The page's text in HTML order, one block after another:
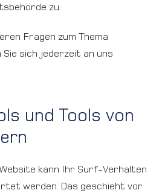
zu.
Fragen zum Thema
sich jederzeit an uns
und Tools von
kann Ihr Surf-Verhalten
werden. Das geschieht vor